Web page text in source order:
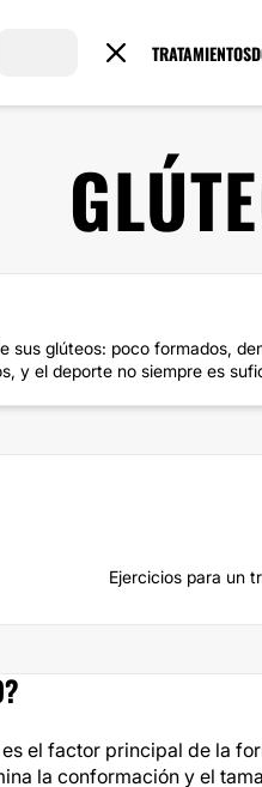
TRATAMIENTOS
glúteos: poco formados,
y el deporte no siempre es
Ejercicios para un
el factor principal de la
la conformación y el